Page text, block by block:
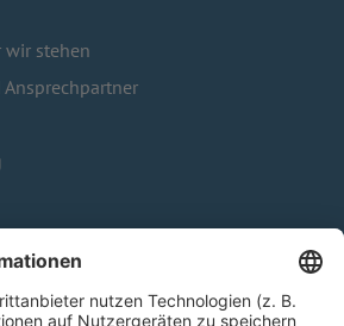
stehen
SEITEN